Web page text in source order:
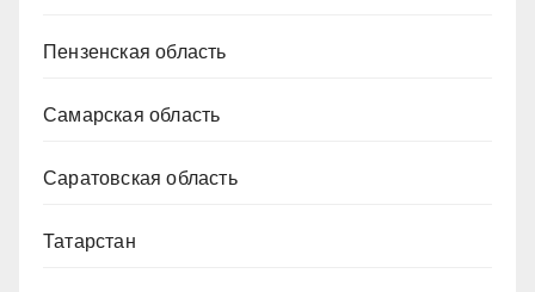
Пензенская область
Самарская область
Саратовская область
Татарстан